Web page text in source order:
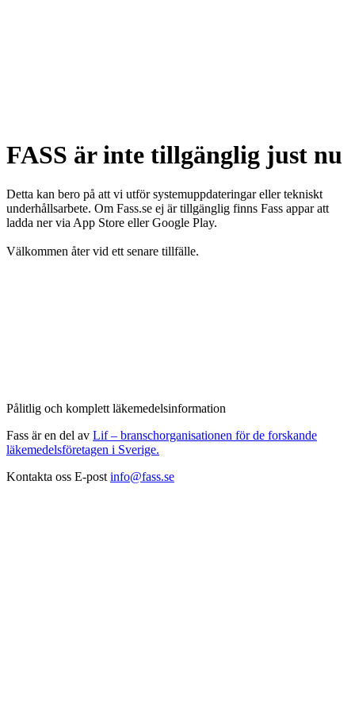
FASS är inte tillgänglig just nu
Detta kan bero på att vi utför systemuppdateringar eller tekniskt
underhållsarbete. Om Fass.se ej är tillgänglig finns Fass appar att
ladda ner via App Store eller Google Play.
Välkommen åter vid ett senare tillfälle.
Pålitlig och komplett läkemedelsinformation
Fass är en del av Lif – branschorganisationen för de forskande
läkemedelsföretagen i Sverige.
Kontakta oss E-post info@fass.se